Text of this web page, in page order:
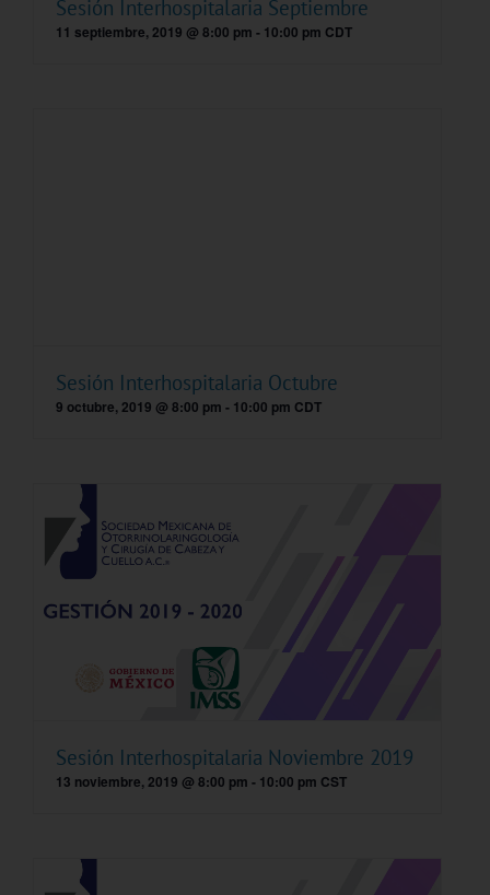
Sesión Interhospitalaria Septiembre
11 septiembre, 2019 @ 8:00 pm - 10:00 pm CDT
Sesión Interhospitalaria Octubre
9 octubre, 2019 @ 8:00 pm - 10:00 pm CDT
Sesión Interhospitalaria Noviembre 2019
13 noviembre, 2019 @ 8:00 pm - 10:00 pm CST